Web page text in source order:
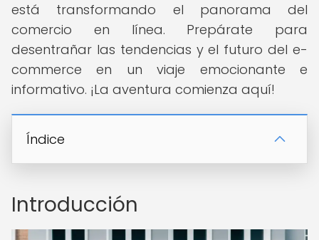
está transformando el panorama del
comercio en línea. Prepárate para
desentrañar las tendencias y el futuro del e-
commerce en un viaje emocionante e
informativo. ¡La aventura comienza aquí!
Índice
Introducción